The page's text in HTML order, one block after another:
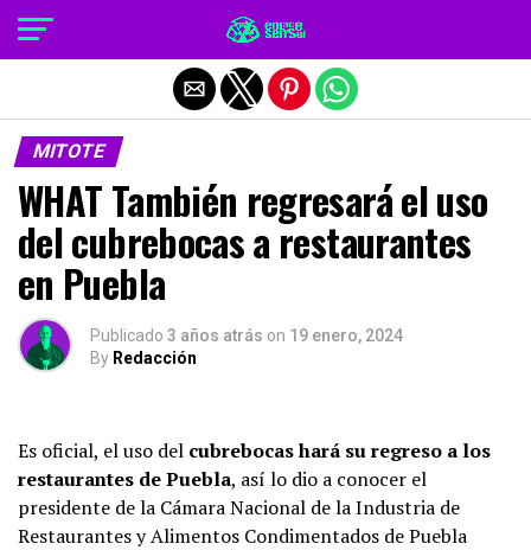
MITOTE
WHAT También regresará el uso
del cubrebocas a restaurantes
en Puebla
Publicado 3 años atrás on 19 enero, 2024
By Redacción
Es oficial, el uso del cubrebocas hará su regreso a los
restaurantes de Puebla, así lo dio a conocer el
presidente de la Cámara Nacional de la Industria de
Restaurantes y Alimentos Condimentados de Puebla
Salir de la versión móvil